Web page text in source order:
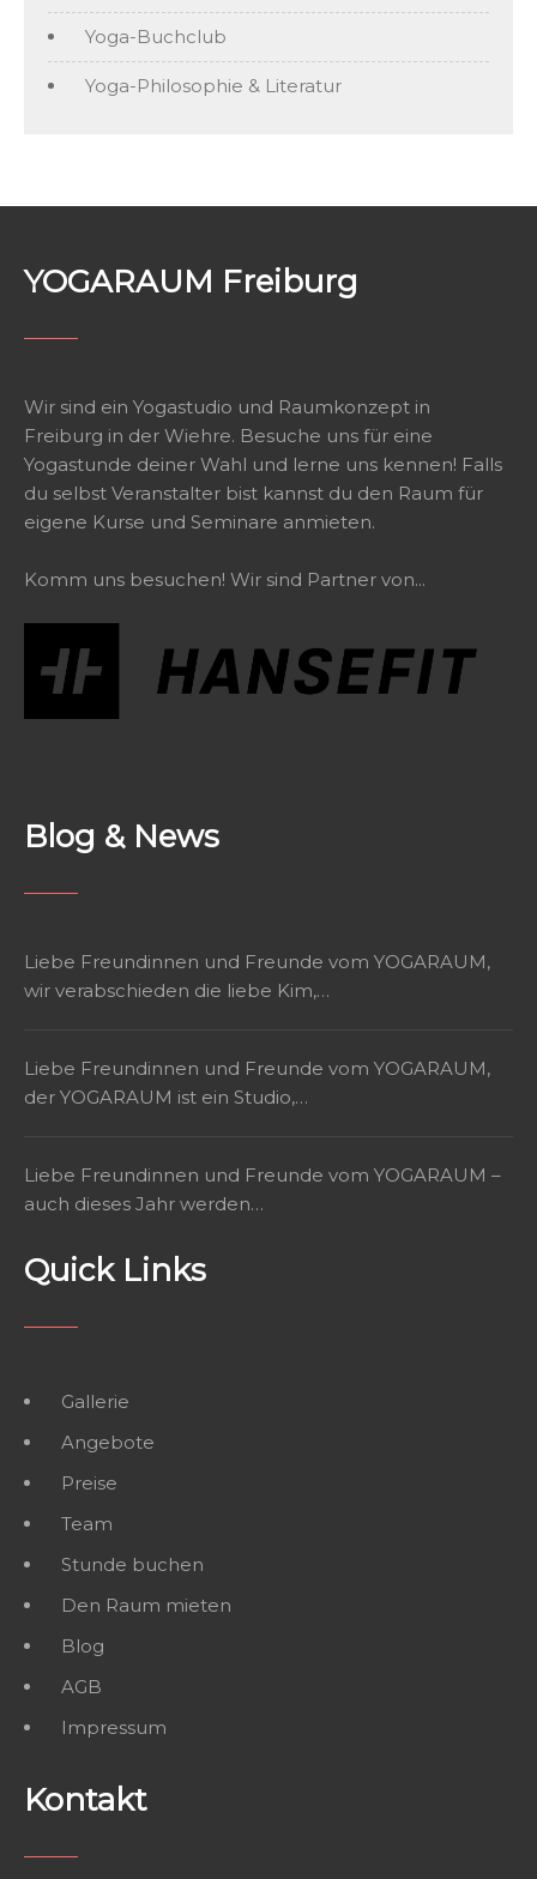
Yoga-Buchclub
Yoga-Philosophie & Literatur
YOGARAUM Freiburg
Wir sind ein Yogastudio und Raumkonzept in
Freiburg in der Wiehre. Besuche uns für eine
Yogastunde deiner Wahl und lerne uns kennen! Falls
du selbst Veranstalter bist kannst du den Raum für
eigene Kurse und Seminare anmieten.
Komm uns besuchen! Wir sind Partner von...
Blog & News
Liebe Freundinnen und Freunde vom YOGARAUM,
wir verabschieden die liebe Kim,…
Liebe Freundinnen und Freunde vom YOGARAUM,
der YOGARAUM ist ein Studio,…
Liebe Freundinnen und Freunde vom YOGARAUM –
auch dieses Jahr werden…
Quick Links
Gallerie
Angebote
Preise
Team
Stunde buchen
Den Raum mieten
Blog
AGB
Impressum
Kontakt